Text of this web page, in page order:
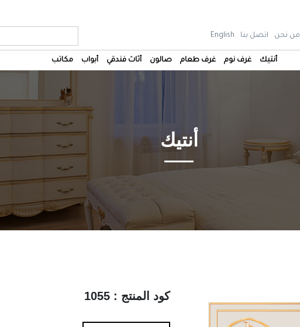
من نحن اتصل بنا English
أنتيك غرف نوم غرف طعام صالون أثاث فندقي أبواب مكاتب
أنتيك
كود المنتج : 1055